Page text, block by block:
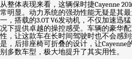
从整体表现来看，这辆保时捷Cayenne
常明显。动力系统的强劲性能无疑是其
一，搭载的3.0T V6发动机，不仅加速迅
况下提供卓越的操控感受。车辆的豪华
性，让这款车在长时间驾驶时也不会感
是，后排座椅可折叠的设计，让Cayenne
别多数车型，极大地提升了其实用性。